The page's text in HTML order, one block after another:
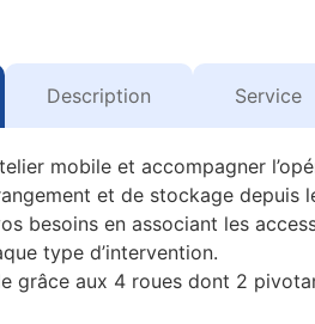
Description Service
mobile et accompagner
et de stockage depuis
besoins en associant les
type d’intervention.
aux 4 roues dont 2